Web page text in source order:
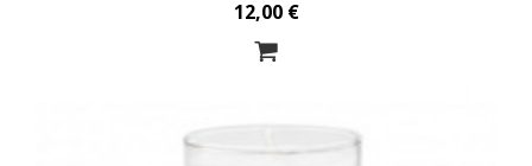
12,00 €